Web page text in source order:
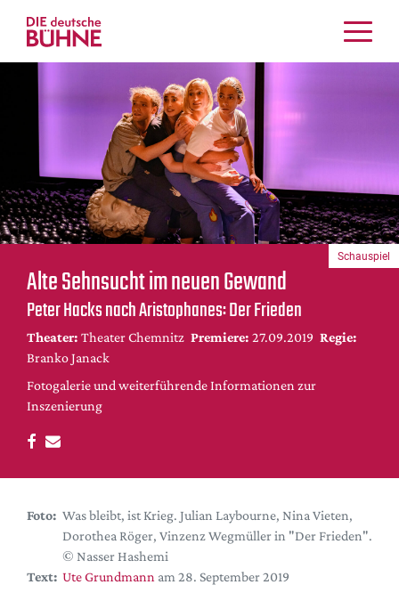
Kritiken
Schauspiel
Musiktheater
Tanz
Crossover
Bühnenwelt
Festivals & Veranstaltungen
Menschen & Theater
Themen
Internationales
Nachrufe
Medientipps
DdB-map
Kalender
Premierensuche
Hefte
Alle Hefte
Leseproben
Alte Sehnsucht im neuen Gewand
Peter Hacks nach Aristophanes: Der Frieden
Theater: Theater Chemnitz Premiere: 27.09.2019 Regie:
Branko Janack
Fotogalerie und weiterführende Informationen zur
Inszenierung
Schauspiel
Foto: Was bleibt, ist Krieg. Julian Laybourne, Nina Vieten,
Dorothea Röger, Vinzenz Wegmüller in "Der Frieden".
© Nasser Hashemi
Text: Ute Grundmann am 28. September 2019